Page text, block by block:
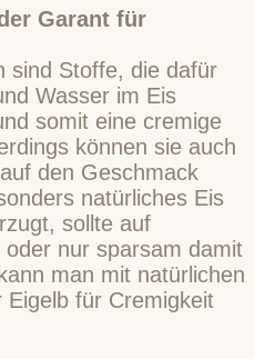
Garant für
sind Stoffe, die dafür
Wasser im Eis
somit eine cremige
können sie auch
den Geschmack
natürliches Eis
sollte auf
nur sparsam damit
man mit natürlichen
für Cremigkeit